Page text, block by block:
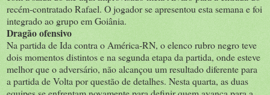
recém-contratado Rafael. O jogador se apresentou esta semana e foi
integrado ao grupo em Goiânia.
Dragão ofensivo
Na partida de Ida contra o América-RN, o elenco rubro negro teve
dois momentos distintos e na segunda etapa da partida, onde esteve
melhor que o adversário, não alcançou um resultado diferente para
a partida de Volta por questão de detalhes. Nesta quarta, as duas